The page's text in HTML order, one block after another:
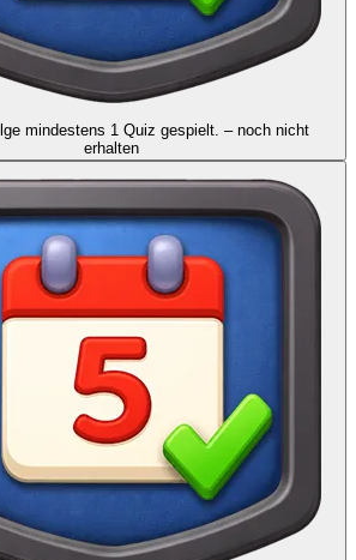
mindestens 1 Quiz gespielt. – noch nicht
erhalten